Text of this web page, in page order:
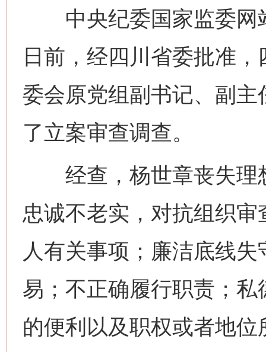
中央纪委国家监委网
日前，经四川省委批准
委会原党组副书记、副
了立案审查调查。
经查，杨世章丧失理
忠诚不老实，对抗组织
人有关事项；廉洁底线
易；不正确履行职责；
的便利以及职权或者地